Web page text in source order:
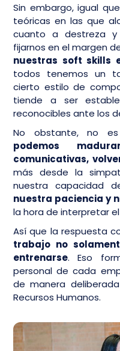
Sin embargo, igual
teóricas en las que
cuanto a destreza y
fijarnos en el margen
nuestras soft skills
todos tenemos un
cierto estilo de
tiende a ser
reconocibles ante los
No obstante, no
podemos
comunicativas,
más desde la
nuestra capacidad
nuestra paciencia y
la hora de interpretar
Así que la respuesta
trabajo no
entrenarse. Eso
personal de cada
de manera
Recursos Humanos.